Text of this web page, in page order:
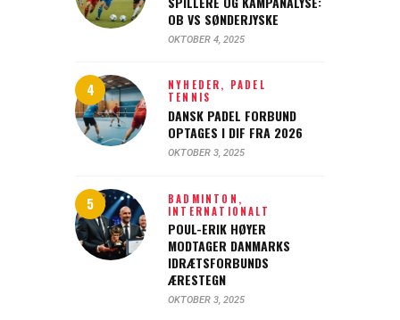
OB VS SØNDERJYSKE
OKTOBER 4, 2025
NYHEDER, PADEL
TENNIS
DANSK PADEL FORBUND
OPTAGES I DIF FRA 2026
OKTOBER 3, 2025
BADMINTON,
INTERNATIONALT
POUL-ERIK HØYER
MODTAGER DANMARKS
IDRÆTSFORBUNDS
ÆRESTEGN
OKTOBER 3, 2025